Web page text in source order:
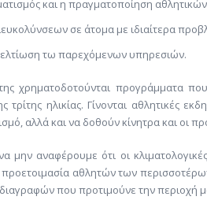
και η πραγματοποίηση
σε άτομα με ιδιαίτερα
τω παρεχόμενων υπηρεσιών.
χρηματοδοτούνται προγράμματα
τρίτης ηλικίας. Γίνονται αθλητικές
αλλά και να δοθούν κίνητρα και οι
μην αναφέρουμε ότι οι
προετοιμασία αθλητών των
που προτιμούνε την περιοχή